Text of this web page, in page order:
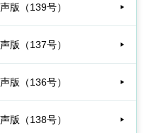
版（139号）
版（137号）
版（136号）
版（138号）